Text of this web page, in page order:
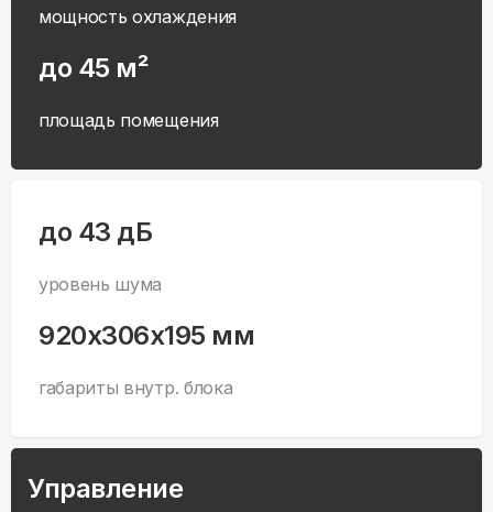
мощность охлаждения
до 45 м²
площадь помещения
до 43 дБ
уровень шума
920x306x195 мм
габариты внутр. блока
Управление